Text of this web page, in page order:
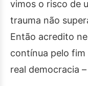
vimos o risco de
trauma não
Então acredito
contínua pelo
real democracia